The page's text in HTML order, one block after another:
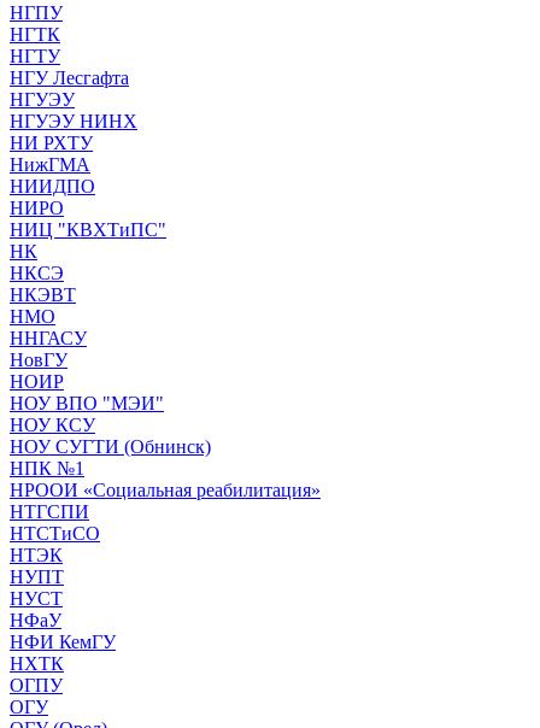
НГПУ
НГТК
НГТУ
НГУ Лесгафта
НГУЭУ
НГУЭУ НИНХ
НИ РХТУ
НижГМА
НИИДПО
НИРО
НИЦ "КВХТиПС"
НК
НКСЭ
НКЭВТ
НМО
ННГАСУ
НовГУ
НОИР
НОУ ВПО "МЭИ"
НОУ КСУ
НОУ СУГТИ (Обнинск)
НПК №1
НРООИ «Социальная реабилитация»
НТГСПИ
НТСТиСО
НТЭК
НУПТ
НУСТ
НФаУ
НФИ КемГУ
НХТК
ОГПУ
ОГУ